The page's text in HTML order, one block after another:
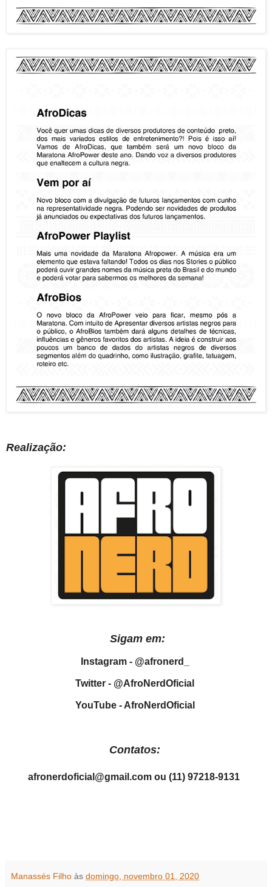
Realização:
Sigam em:
Instagram - @afronerd_
Twitter - @AfroNerdOficial
YouTube - AfroNerdOficial
Contatos:
afronerdoficial@gmail.com ou (11) 97218-9131
Manassés Filho às domingo, novembro 01, 2020